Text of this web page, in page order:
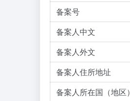
备案号
备案人中文
备案人外文
备案人住所地址
备案人所在国（地区）